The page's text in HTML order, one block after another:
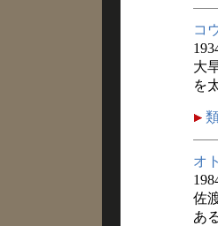
コ
大
を
オ
佐
あ